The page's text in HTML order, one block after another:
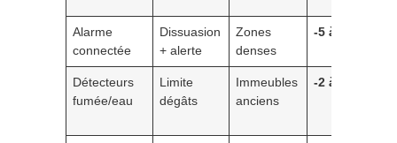
Alarme
connectée
Dissuasion
+ alerte
Zones
denses
-5 à -8 %
Détecteurs
fumée/eau
Limite
dégâts
Immeubles
anciens
-2 à -5 %